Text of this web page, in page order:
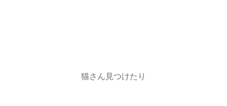
猫さん見つけたり